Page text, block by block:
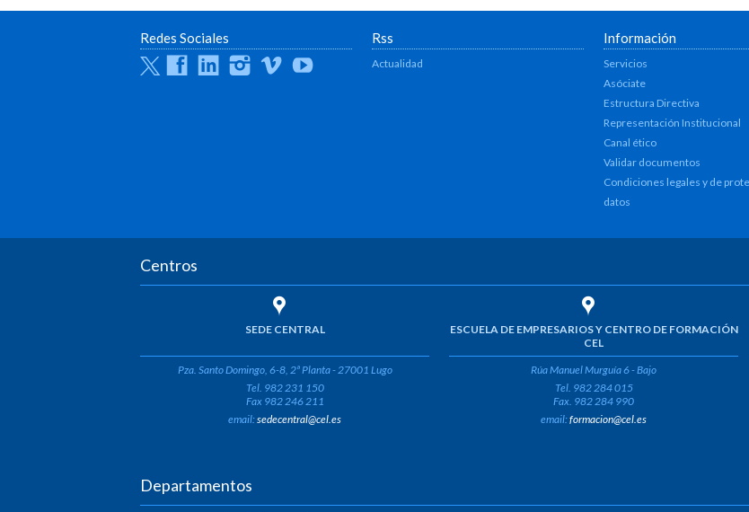
Redes Sociales
TwitterFacebookLinkedinInstagram
Vimeo Youtube
Rss
Actualidad
Información
Servicios
Asóciate
Estructura Directiva
Representación Institucional
Canal ético
Validar documentos
Condiciones legales y de
datos
Centros
SEDE CENTRAL
Pza. Santo Domingo, 6-8, 2ª Planta - 27001 Lugo
Tel. 982 231 150
Fax 982 246 211
email:sedecentral@cel.es
ESCUELA DE EMPRESARIOS Y CENTRO DE FORMACIÓN
CEL
Rúa Manuel Murguía 6 - Bajo
Tel. 982 284 015
Fax. 982 284 990
email:formacion@cel.es
Departamentos